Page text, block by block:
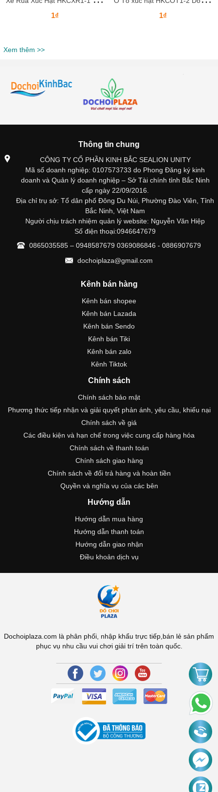
1₫ 1₫
Xem thêm >>
Thông tin chung
CÔNG TY CỔ PHẦN KINH BẮC SEALION UNITY
Mã số doanh nghiệp: 0107573733 do Phong Đăng ký kinh
doanh và Quản lý doanh nghiệp – Sở Tài chính tỉnh Bắc Ninh
cấp ngày 22/09/2016.
Địa chỉ trụ sở: Tổ dân phố Đông Du Núi, Phường Đào Viên, Tỉnh
Bắc Ninh, Việt Nam
Người chịu trách nhiệm quản lý website: Nguyễn Văn Hiệp
Số điện thoại:0946647679
0865035585 – 0948587679 0369086846 - 0886907679
dochoiplaza@gmail.com
Kênh bán hàng
Kênh bán shopee
Kênh bán Lazada
Kênh bán Sendo
Kênh bán Tiki
Kênh bán zalo
Kênh Tiktok
Chính sách
Chính sách bảo mật
Phương thức tiếp nhận và giải quyết phản ánh, yêu cầu, khiếu nại
Chính sách về giá
Các điều kiện và hạn chế trong việc cung cấp hàng hóa
Chính sách về thanh toán
Chính sách giao hàng
Chính sách về đổi trả hàng và hoàn tiền
Quyền và nghĩa vụ của các bên
Hướng dẫn
Hướng dẫn mua hàng
Hướng dẫn thanh toán
Hướng dẫn giao nhận
Điều khoản dịch vụ
Dochoiplaza.com là phân phối, nhập khẩu trực tiếp,bán lẻ sản phẩm
phục vụ nhu cầu vui chơi giải trí trên toàn quốc.